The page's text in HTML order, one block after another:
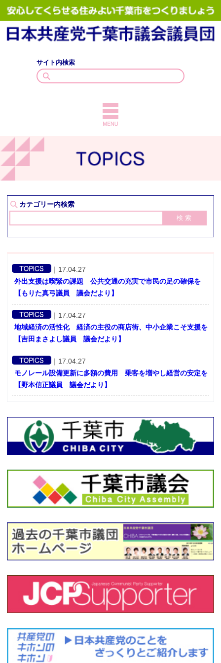
サイト内検索
TOPICS
議員紹介
政策・見解
お問い合せ
カテゴリー内検索
｜ 17.04.27
外出支援は喫緊の課題 公共交通の充実で市民の足の確保を
【もりた真弓議員 議会だより】
｜ 17.04.27
地域経済の活性化 経済の主役の商店街、中小企業こそ支援を
【吉田まさよし議員 議会だより】
｜ 17.04.27
モノレール設備更新に多額の費用 乗客を増やし経営の安定を
【野本信正議員 議会だより】
カジノ誘致を断念し、ギャンブル依存症に苦しむ市民への対策
を【かばさわ洋平議員 議会だより】
17.04.27
くりを【佐々木ゆうき議員 議会だより】
｜ 17.02.27
Page 21 of 21 « First ‹ Previous 17 18 19 20 21